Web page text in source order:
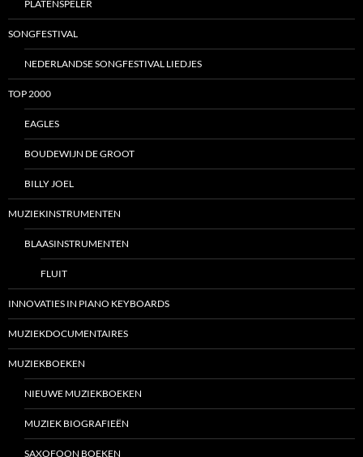
PLATENSPELER
SONGFESTIVAL
NEDERLANDSE SONGFESTIVAL LIEDJES
TOP 2000
EAGLES
BOUDEWIJN DE GROOT
BILLY JOEL
MUZIEKINSTRUMENTEN
BLAASINSTRUMENTEN
FLUIT
INNOVATIES IN PIANO KEYBOARDS
MUZIEKDOCUMENTAIRES
MUZIEKBOEKEN
NIEUWE MUZIEKBOEKEN
MUZIEK BIOGRAFIEËN
SAXOFOON BOEKEN